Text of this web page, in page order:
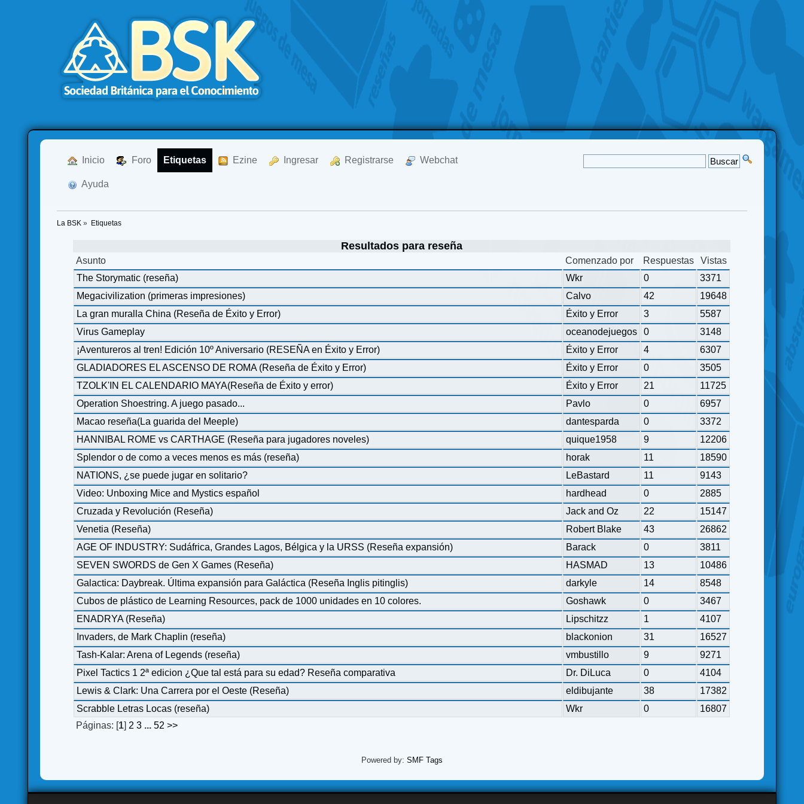
Inicio Foro Etiquetas Ezine Ingresar Registrarse Webchat
Ayuda
La BSK » Etiquetas
Resultados para reseña
Asunto Comenzado por Respuestas
Vistas
The Storymatic (reseña)
Wkr 0
3371
Megacivilization (primeras impresiones)
Calvo 42
19648
La gran muralla China (Reseña de Éxito y Error)
Éxito y Error 3
5587
Virus Gameplay
oceanodejuegos 0
3148
¡Aventureros al tren! Edición 10º Aniversario (RESEÑA en Éxito y Error)
Éxito y Error 4
6307
GLADIADORES EL ASCENSO DE ROMA (Reseña de Éxito y Error)
Éxito y Error 0
3505
TZOLK'IN EL CALENDARIO MAYA(Reseña de Éxito y error)
Éxito y Error 21
11725
Operation Shoestring. A juego pasado...
Pavlo 0
6957
Macao reseña(La guarida del Meeple)
dantesparda 0
3372
HANNIBAL ROME vs CARTHAGE (Reseña para jugadores noveles)
quique1958 9
12206
Splendor o de como a veces menos es más (reseña)
horak 11
18590
NATIONS, ¿se puede jugar en solitario?
LeBastard 11
9143
Video: Unboxing Mice and Mystics español
hardhead 0
2885
Cruzada y Revolución (Reseña)
Jack and Oz 22
15147
Venetia (Reseña)
Robert Blake 43
26862
AGE OF INDUSTRY: Sudáfrica, Grandes Lagos, Bélgica y la URSS (Reseña expansión)
Barack 0
3811
SEVEN SWORDS de Gen X Games (Reseña)
HASMAD 13
10486
Galactica: Daybreak. Última expansión para Galáctica (Reseña Inglis pitinglis)
darkyle 14
8548
Cubos de plástico de Learning Resources, pack de 1000 unidades en 10 colores.
Goshawk 0
3467
ENADRYA (Reseña)
Lipschitzz 1
4107
Invaders, de Mark Chaplin (reseña)
blackonion 31
16527
Tash-Kalar: Arena of Legends (reseña)
vmbustillo 9
9271
Pixel Tactics 1 2ª edicion ¿Que tal está para su edad? Reseña comparativa
Dr. DiLuca 0
4104
Lewis & Clark: Una Carrera por el Oeste (Reseña)
eldibujante 38
17382
Scrabble Letras Locas (reseña)
Wkr 0
16807
Páginas: [1] 2 3 ...52 >>
Powered by: SMF Tags